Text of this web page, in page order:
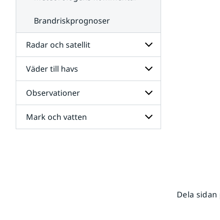
Brandriskprognoser
Radar och satellit
Undersidor
för
Radar
och
satellit
Väder till havs
Undersidor
för
Väder
till
havs
Observationer
Undersidor
för
Mark och vatten
Dela sidan